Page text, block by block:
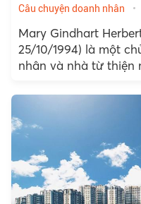
Câu chuyện doanh nhân
Mary Gindhart
25/10/1994) là một
nhân và nhà từ thiện